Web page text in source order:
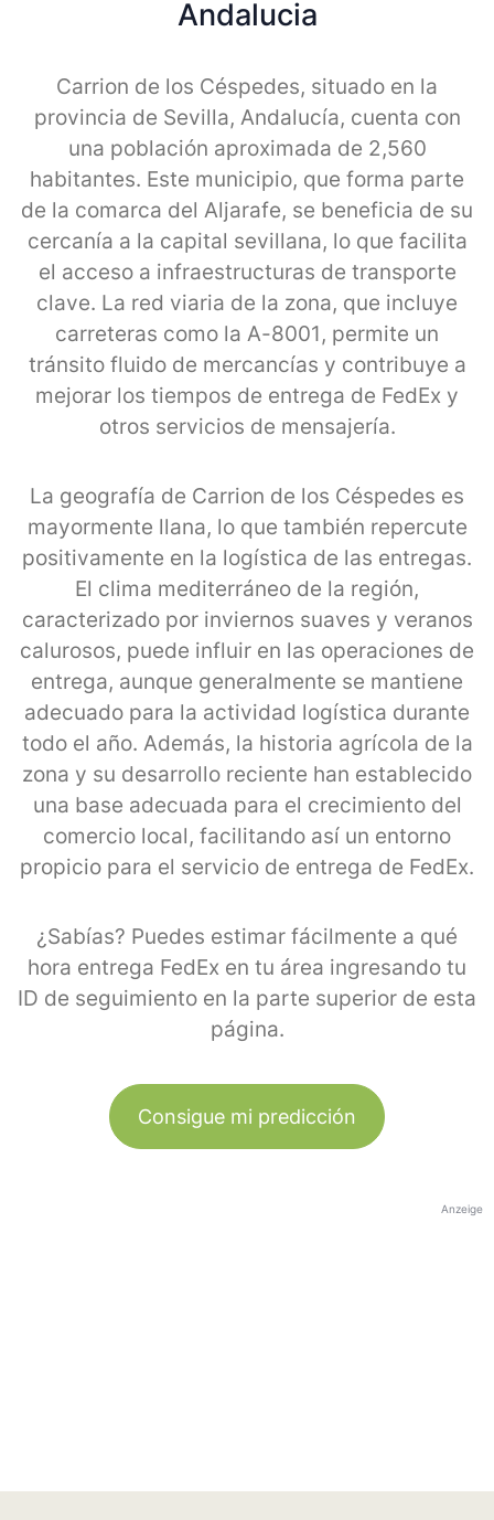
Andalucia
Carrion de los Céspedes, situado en la
provincia de Sevilla, Andalucía, cuenta con
una población aproximada de 2,560
habitantes. Este municipio, que forma parte
de la comarca del Aljarafe, se beneficia de su
cercanía a la capital sevillana, lo que facilita
el acceso a infraestructuras de transporte
clave. La red viaria de la zona, que incluye
carreteras como la A-8001, permite un
tránsito fluido de mercancías y contribuye a
mejorar los tiempos de entrega de FedEx y
otros servicios de mensajería.
La geografía de Carrion de los Céspedes es
mayormente llana, lo que también repercute
positivamente en la logística de las entregas.
El clima mediterráneo de la región,
caracterizado por inviernos suaves y veranos
calurosos, puede influir en las operaciones de
entrega, aunque generalmente se mantiene
adecuado para la actividad logística durante
todo el año. Además, la historia agrícola de la
zona y su desarrollo reciente han establecido
una base adecuada para el crecimiento del
comercio local, facilitando así un entorno
propicio para el servicio de entrega de FedEx.
¿Sabías? Puedes estimar fácilmente a qué
hora entrega FedEx en tu área ingresando tu
ID de seguimiento en la parte superior de esta
página.
Consigue mi predicción
Anzeige